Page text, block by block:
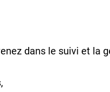
dans le suivi et la